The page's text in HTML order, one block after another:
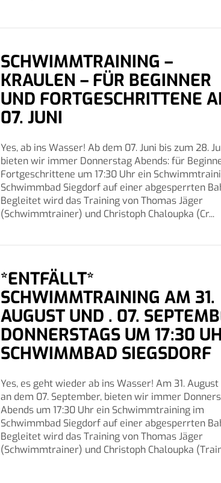
SCHWIMMTRAINING –
KRAULEN – FÜR BEGINNER
UND FORTGESCHRITTENE
07. JUNI
Yes, ab ins Wasser! Ab dem 07. Juni bis zum 28.
bieten wir immer Donnerstag Abends: für
Fortgeschrittene um 17:30 Uhr ein
Schwimmbad Siegdorf auf einer abgesperrten
Begleitet wird das Training von Thomas Jäger
(Schwimmtrainer) und Christoph Chaloupka (Cr...
*ENTFÄLLT*
SCHWIMMTRAINING AM 31.
AUGUST UND . 07.
DONNERSTAGS UM 17:30
SCHWIMMBAD SIEGSDORF
Yes, es geht wieder ab ins Wasser! Am 31. August
an dem 07. September, bieten wir immer
Abends um 17:30 Uhr ein Schwimmtraining im
Schwimmbad Siegdorf auf einer abgesperrten
Begleitet wird das Training von Thomas Jäger
(Schwimmtrainer) und Christoph Chaloupka